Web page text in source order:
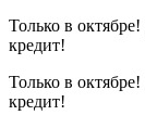
Только в октябре!
кредит!
Только в октябре!
кредит!